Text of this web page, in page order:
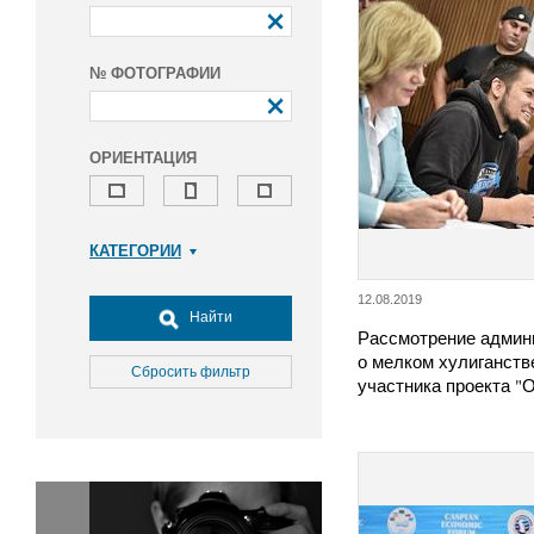
№ ФОТОГРАФИИ
ОРИЕНТАЦИЯ
КАТЕГОРИИ
Досуг, туризм и отдых
Культура
Медицина
Окружающая среда
Политика
Найти
Сбросить фильтр
12.08.2019
Рассмотрение
о мелком
участника